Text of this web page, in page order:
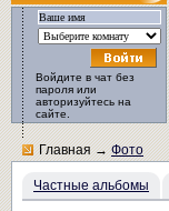
Войдите в чат без
пароля или
авторизуйтесь на
сайте.
Главная→Фото
Частные альбомы